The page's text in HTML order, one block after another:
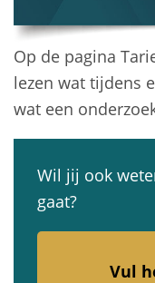
Op de pagina
lezen wat tijdens
wat een
Wil jij ook
gaat?
Vul